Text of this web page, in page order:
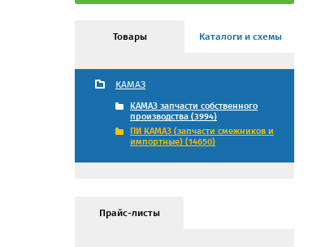
Товары Каталоги и схемы
КАМАЗ
КАМАЗ запчасти собственного
производства (3994)
ПИ КАМАЗ (запчасти смежников и
импортные) (14650)
Прайс-листы